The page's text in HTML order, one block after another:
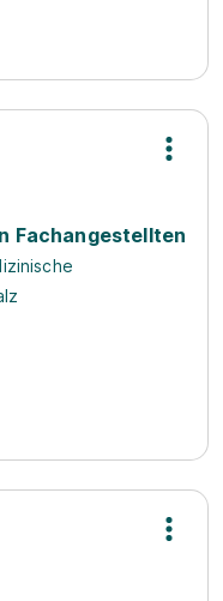
Fachangestellten